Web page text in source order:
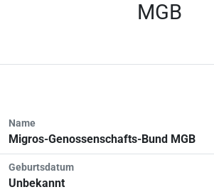
MGB
Name
Migros-Genossenschafts-Bund MGB
Geburtsdatum
Unbekannt